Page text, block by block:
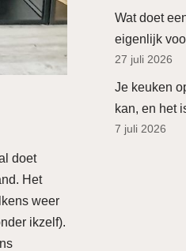
doet
Het
weer
ikzelf).
Wat doet
eigenlijk
27 juli 2026
Je keuken
kan, en het
7 juli 2026